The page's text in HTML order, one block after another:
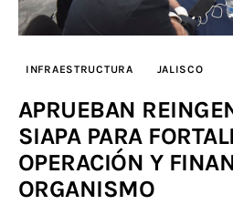
Jalisco RADIO / En
Nosotros
Contacto
INFRAESTRUCTURA JALISCO
APRUEBAN
SIAPA PARA
OPERACIÓN Y
ORGANISMO